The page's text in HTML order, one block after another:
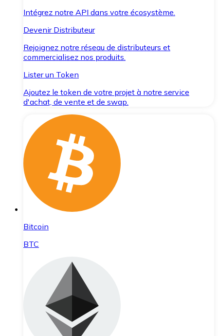
Intégrez notre API dans votre écosystème.
Devenir Distributeur
Rejoignez notre réseau de distributeurs et
commercialisez nos produits.
Lister un Token
Ajoutez le token de votre projet à notre service
d'achat, de vente et de swap.
Bitcoin
BTC